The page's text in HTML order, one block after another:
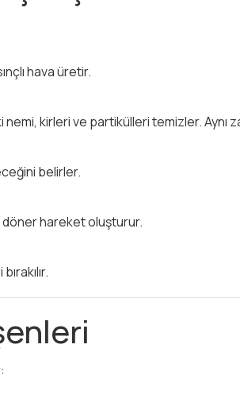
hava üretir.
kirleri ve partikülleri temizler. Aynı
belirler.
döner hareket oluşturur.